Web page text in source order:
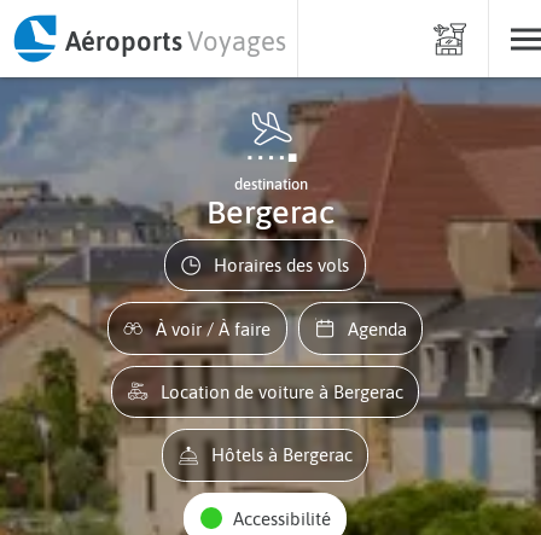
AéroportsVoyages
destination
Bergerac
Horaires des vols
À voir / À faire Agenda
Location de voiture à Bergerac
Hôtels à Bergerac
Accessibilité